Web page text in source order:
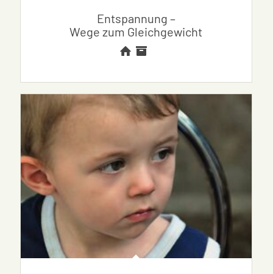
Entspannung –
Wege zum Gleichgewicht